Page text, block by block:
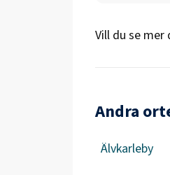
Vill du se
Andra
Älvkarleby